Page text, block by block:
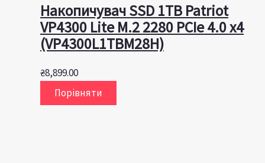
Накопичувач SSD 1TB Patriot
VP4300 Lite M.2 2280 PCIe 4.0 x4
(VP4300L1TBM28H)
₴8,899.00
Порівняти